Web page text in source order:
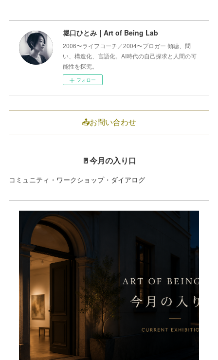
堀口ひとみ｜Art of Being Lab
2006〜ライフコーチ／2004〜ブロガー 傾聴、問
い、構造化、言語化。AI時代の自己探求と人間の可
能性を探究。
フォロー
📤お問い合わせ
🚪今月の入り口
コミュニティ・ワークショップ・ダイアログ